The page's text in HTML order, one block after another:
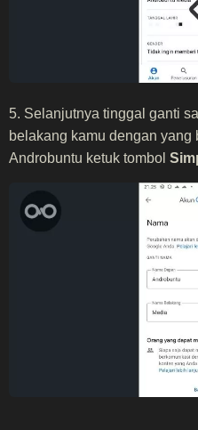
5. Selanjutnya tinggal ganti
belakang kamu dengan yang
Androbuntu ketuk tombol